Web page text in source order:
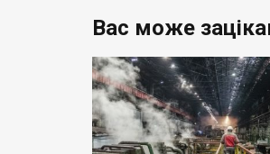
Вас може